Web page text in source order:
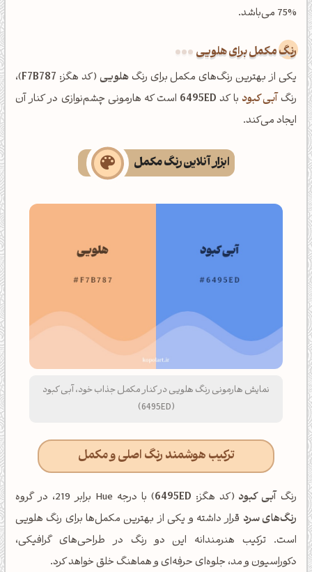
75% می‌باشد.
رنگ مکمل برای هلویی
یکی از بهترین رنگ‌های مکمل برای رنگهلویی (کد هگز: F7B787)،
رنگ آبی کبود با کد 6495ED است که هارمونی چشم‌نوازی در کنار آن
ایجاد می‌کند.
ابزار آنلاین رنگ مکمل
نمایش هارمونی رنگ هلویی در کنار مکمل جذاب خود، آبی کبود
(6495ED)
ترکیب هوشمند رنگ اصلی و مکمل
رنگ آبی کبود (کد هگز: 6495ED) با درجه Hue برابر 219، در گروه
رنگ‌های سرد قرار داشته و یکی از بهترین مکمل‌ها برای رنگ هلویی
است. ترکیب هنرمندانه این دو رنگ در طراحی‌های گرافیکی،
دکوراسیون و مد، جلوه‌ای حرفه‌ای و هماهنگ خلق خواهد کرد.